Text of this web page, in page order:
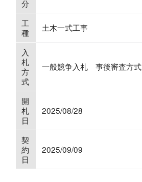
分
工
種
土木一式工事
入
札
方
式
一般競争入札 事後審査方式
開
札
日
2025/08/28
契
約
日
2025/09/09